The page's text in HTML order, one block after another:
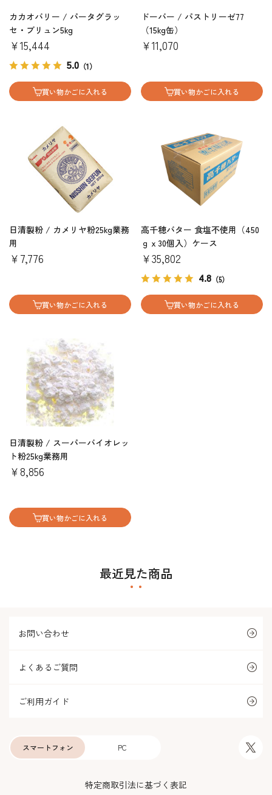
カカオバリー / パータグラッ
セ・ブリュン5kg
￥15,444
5.0 （1）
買い物かごに入れる
ドーバー / パストリーゼ77
（15kg缶）
￥11,070
買い物かごに入れる
日清製粉 / カメリヤ粉25kg業務
用
￥7,776
買い物かごに入れる
高千穂バター 食塩不使用（450
ｇｘ30個入）ケース
￥35,802
4.8 （5）
買い物かごに入れる
日清製粉 / スーパーバイオレッ
ト粉25kg業務用
￥8,856
買い物かごに入れる
最近見た商品
お問い合わせ
よくあるご質問
ご利用ガイド
PC
スマートフォン
特定商取引法に基づく表記